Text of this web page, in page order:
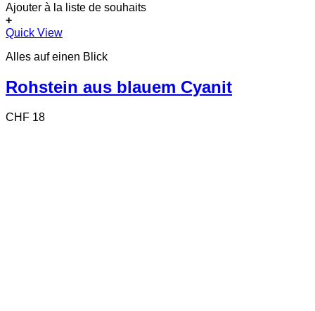
Ajouter à la liste de souhaits
+
Quick View
Alles auf einen Blick
Rohstein aus blauem Cyanit
CHF 18